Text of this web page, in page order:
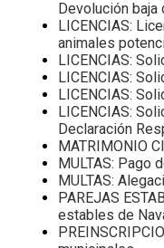
Devolución
LICENCIAS:
animales
LICENCIAS:
LICENCIAS:
LICENCIAS:
LICENCIAS:
Declaración
MATRIMONIO
MULTAS: Pago
MULTAS:
PAREJAS
estables de